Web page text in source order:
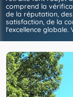
comprend la
de la réputation,
satisfaction, de la
l'excellence globale.